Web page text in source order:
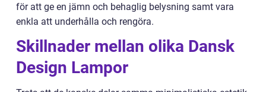
för att ge en jämn och behaglig belysning samt vara
enkla att underhålla och rengöra.
Skillnader mellan olika Dansk
Design Lampor